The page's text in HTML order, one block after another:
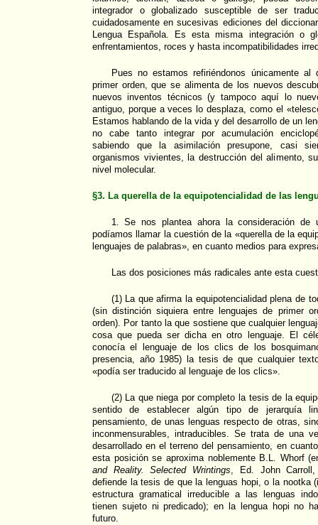
integrador o globalizado susceptible de ser
cuidadosamente en sucesivas ediciones del
Lengua Española. Es esta misma integración o
enfrentamientos, roces y hasta incompatibilidades
Pues no estamos refiriéndonos únicamente al
primer orden, que se alimenta de los nuevos
nuevos inventos técnicos (y tampoco aquí lo
antiguo, porque a veces lo desplaza, como el
Estamos hablando de la vida y del desarrollo de un
no cabe tanto integrar por acumulación
sabiendo que la asimilación presupone, casi
organismos vivientes, la destrucción del alimento,
nivel molecular.
§3. La querella de la equipotencialidad de las
1. Se nos plantea ahora la consideración de
podíamos llamar la cuestión de la «querella de la
lenguajes de palabras», en cuanto medios para
Las dos posiciones más radicales ante esta
(1) La que afirma la equipotencialidad plena de
(sin distinción siquiera entre lenguajes de primer
orden). Por tanto la que sostiene que cualquier
cosa que pueda ser dicha en otro lenguaje. El
conocía el lenguaje de los clics de los
presencia, año 1985) la tesis de que cualquier
«podía ser traducido al lenguaje de los clics».
(2) La que niega por completo la tesis de la
sentido de establecer algún tipo de jerarquía
pensamiento, de unas lenguas respecto de otras,
inconmensurables, intraducibles. Se trata de una
desarrollado en el terreno del pensamiento, en
esta posición se aproxima noblemente B.L. Whorf
and Reality. Selected Wrintings, Ed. John Carroll,
defiende la tesis de que la lenguas hopi, o la nootka
estructura gramatical irreducible a las lenguas
tienen sujeto ni predicado); en la lengua hopi no
futuro.